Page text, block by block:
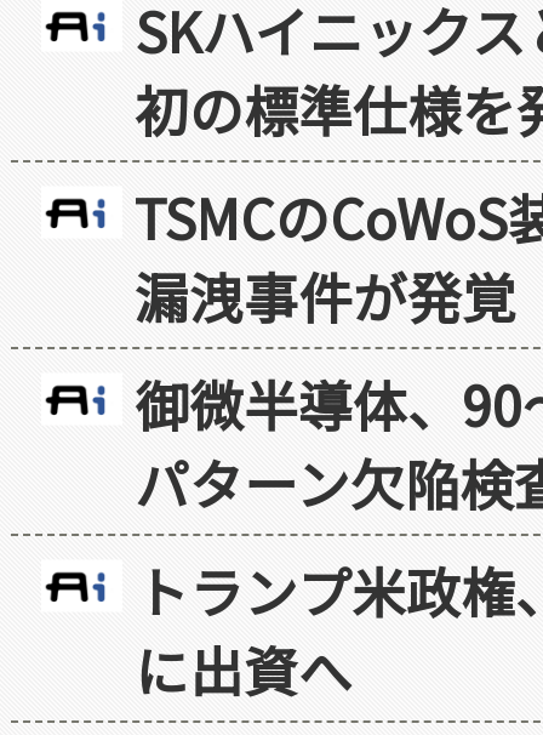
SKハイニック
初の標準仕様を
TSMCの
漏洩事件が発覚
御微半導体、
パターン欠陥検
トランプ米政
に出資へ